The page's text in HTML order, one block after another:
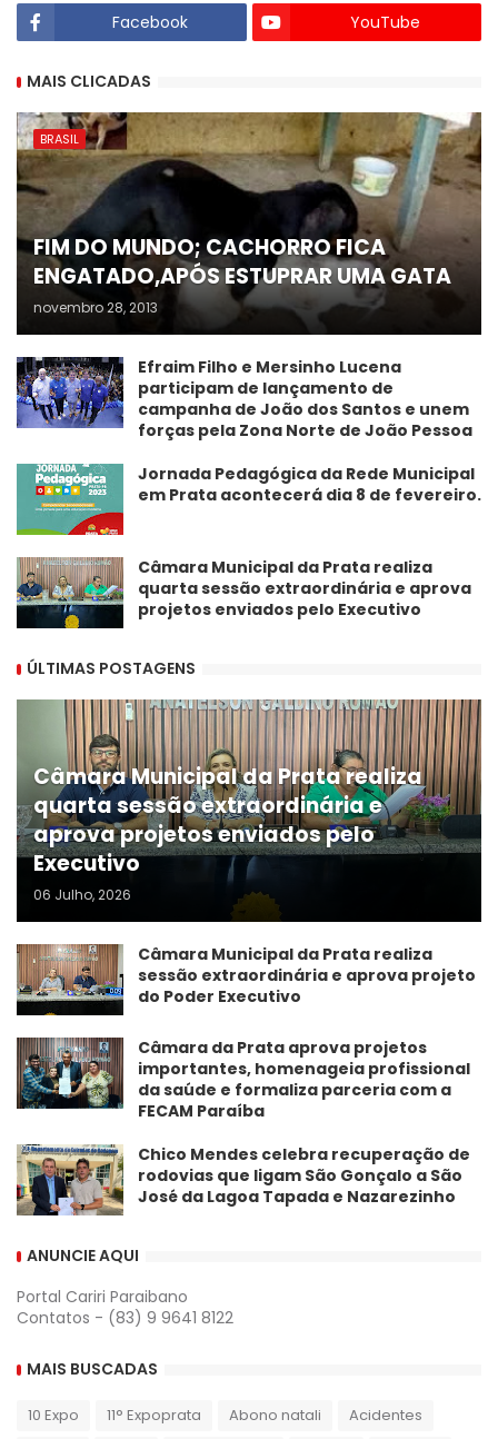
Facebook YouTube
MAIS CLICADAS
BRASIL
FIM DO MUNDO; CACHORRO FICA
ENGATADO,APÓS ESTUPRAR UMA GATA
novembro 28, 2013
Efraim Filho e Mersinho Lucena
participam de lançamento de
campanha de João dos Santos e unem
forças pela Zona Norte de João Pessoa
Jornada Pedagógica da Rede Municipal
em Prata acontecerá dia 8 de fevereiro.
Câmara Municipal da Prata realiza
quarta sessão extraordinária e aprova
projetos enviados pelo Executivo
ÚLTIMAS POSTAGENS
Câmara Municipal da Prata realiza
quarta sessão extraordinária e
aprova projetos enviados pelo
Executivo
06 Julho, 2026
Câmara Municipal da Prata realiza
sessão extraordinária e aprova projeto
do Poder Executivo
​Câmara da Prata aprova projetos
importantes, homenageia profissional
da saúde e formaliza parceria com a
FECAM Paraíba
Chico Mendes celebra recuperação de
rodovias que ligam São Gonçalo a São
José da Lagoa Tapada e Nazarezinho
ANUNCIE AQUI
Portal Cariri Paraibano
Contatos - (83) 9 9641 8122
MAIS BUSCADAS
10 Expo 11° Expoprata Abono natali
Acidentes